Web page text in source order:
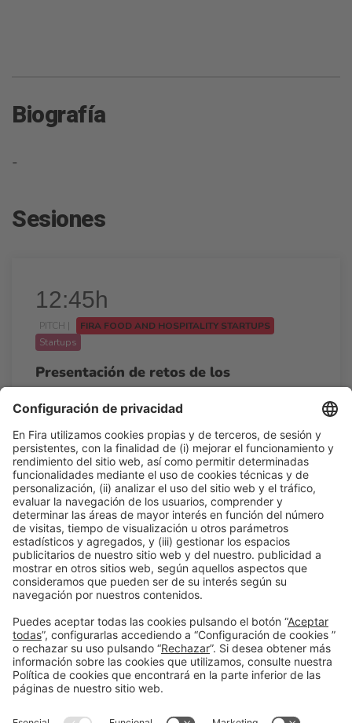
Biografía
-
Sesiones
12:45h
PITCH |
FIRA FOOD AND HOSPITALITY STARTUPS
Startups
Presentación de retos de los
participantes del el Open Innovation
Challenge
Mar 24 12:45h - 14:00h
Pitching point
Acceso libre
Leer más